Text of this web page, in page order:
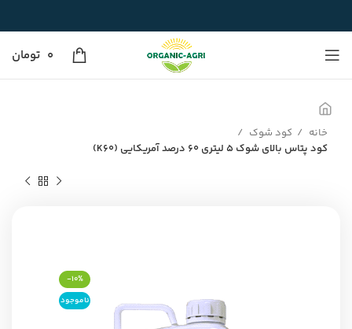
0 تومان
خانه
کود شوک
کود پتاس بالای شوک ۵ لیتری ۶۰ درصد آمریکایی (K60)
-10%
ناموجود